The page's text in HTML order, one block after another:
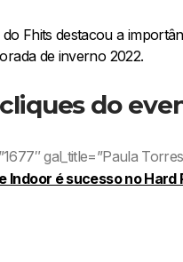
Fhits destacou a
de inverno 2022.
do
gal_title=”Paula
Indoor é sucesso no Hard